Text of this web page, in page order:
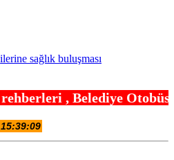
sağlık buluşması
Durumu Sorgulama yenilendi
başladı